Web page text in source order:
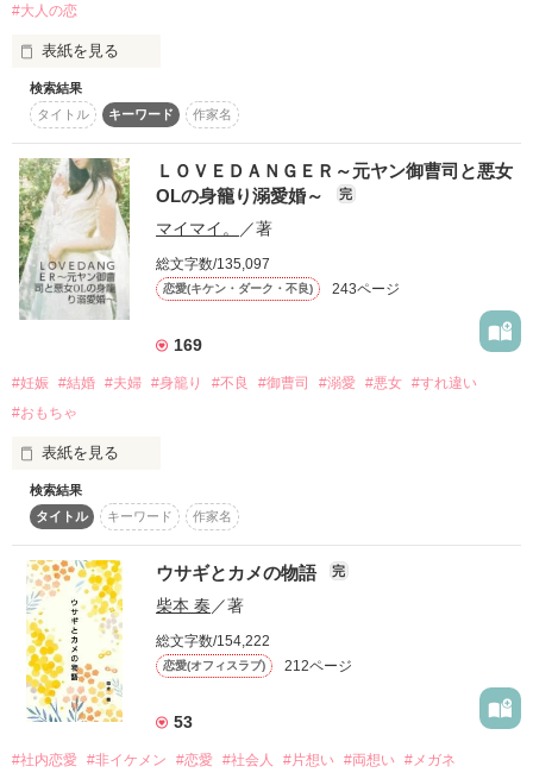
（※ウェブ版推奨）
「俺が救ってやるよ」
「俺がお前を必要としてやる」
「俺様をなめんなよ？」
＿＿＿＿抱きしめて。
強く、強く、壊れるほどに。
あたしは＿＿＿壊れてもいいんだから。
そこで、出逢った男と酔っ払った勢いで一夜を共にしてしまっ
た。
一夜限りの甘い思い出にするはずだったのに…その相手は就職
先の上司だった…？
正直者で泣き虫なＯＬ１年目・北川有美加(ｷﾀｶﾞﾜﾕﾐｶ)
仕事が出来るイケメン上司でナンパ男・水谷純哉(ﾐｽﾞﾀﾆｼﾞｭﾝﾔ)
**********
「俺の彼女になる？浮気はするけど、どう？」
「えっ………？」
「俺の事好きなんだろ？」
こんな最低上司に毎日口説かれて、仕事どころじゃない？
#大人の恋
表紙を見る
『俺、伊織のこと諦めきれない。』
×
偶然職場で再会した元カレ
藤堂秀人（ﾄｳﾄﾞｳ ｼｭｳﾄ）
『恋愛にセオリーなんてないんだよ。
お前が欲しいって言ったろ?高宮。』
×
イケメン、ドＳ部長の桐谷慎（ｷﾘﾀﾆ ｼﾝ）
見かけはクール
中身は純情
×
高宮伊織（ﾀｶﾐﾔ ｲｵﾘ）
初めての告白
初めてのキス
初めてのデート
全部全部君が教えてくれたもの。
検索結果
タイトル
キーワード 作家名
ＬＯＶＥＤＡＮＧＥＲ～元ヤン御曹司と悪女
OLの身籠り溺愛婚～
完
マイマイ。 ／著
総文字数/135,097
恋愛(キケン・ダーク・不良) 243ページ
169
#妊娠 #結婚 #夫婦 #身籠り #不良 #御曹司 #溺愛 #悪女 #すれ違い
#おもちゃ
表紙を見る
不良だとかヤクザと繋がりがあるとか前科者だとか関わった女
を騙してAVに出しているとか、
そんな危険な噂ばかりの彼。
そんな彼は、大会社の会長の息子で。
次期社長だと噂されている。
そんな彼を、私は昔から知っていて、恋をしている。
「なら、体だけの関係なら？
検索結果
タイトル
キーワード 作家名
ウサギとカメの物語 完
柴本 奏 ／著
総文字数/154,222
恋愛(オフィスラブ) 212ページ
53
#社内恋愛 #非イケメン #恋愛 #社会人 #片想い #両想い #メガネ